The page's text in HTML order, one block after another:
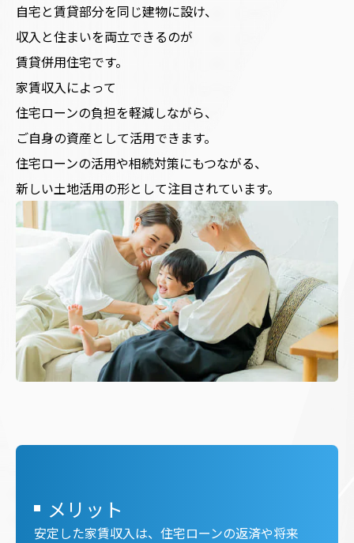
自宅と賃貸部分を同じ建物に設け、
収入と住まいを両立できるのが
賃貸併用住宅です。
家賃収入によって
住宅ローンの負担を軽減しながら、
ご自身の資産として活用できます。
住宅ローンの活用や相続対策にもつながる、
新しい土地活用の形として注目されています。
メリット
安定した家賃収入は、住宅ローンの返済や将来